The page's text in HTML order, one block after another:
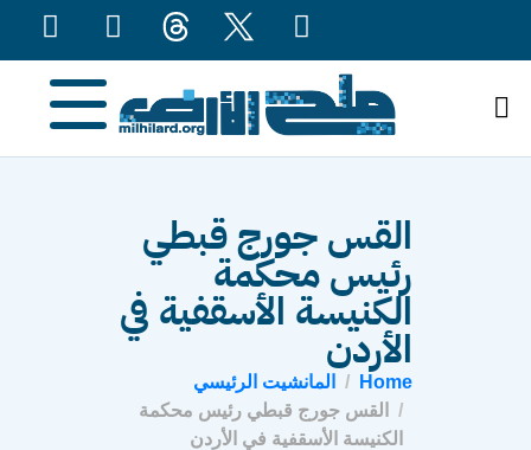
القس جورج قبطي
رئيس محكمة
الكنيسة الأسقفية في
الأردن
Home
المانشيت الرئيسي
القس جورج قبطي رئيس محكمة
الكنيسة الأسقفية في الأردن